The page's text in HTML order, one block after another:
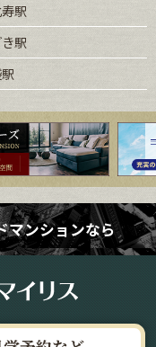
駅
駅
マンションなら